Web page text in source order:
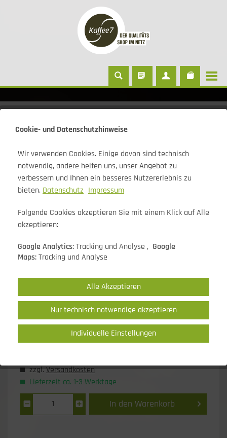
Pflege
JURA CLARIS Smart 3er Set
42,50 EUR *
zzgl. Versandkosten
Lieferzeit ca. 1-3 Werktage
1 In den Warenkorb
Cookie- und Datenschutzhinweise
Wir verwenden Cookies. Einige davon sind technisch
notwendig, andere helfen uns, unser Angebot zu
verbessern und Ihnen ein besseres Nutzererlebnis zu
bieten. Datenschutz Impressum
Folgende Cookies akzeptieren Sie mit einem Klick auf Alle
akzeptieren:
Google Analytics:Tracking und Analyse , Google
Maps:Tracking und Analyse
Individuelle Einstellungen
Nur technisch notwendige akzeptieren
Alle Akzeptieren